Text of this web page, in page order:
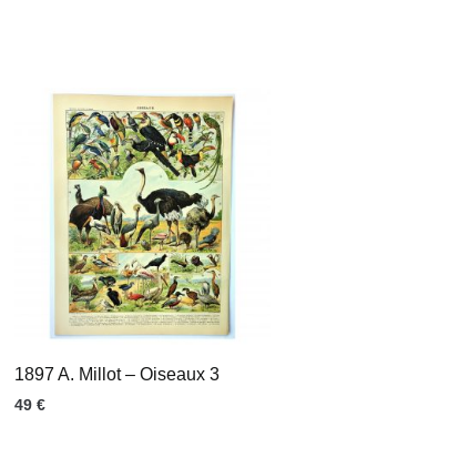
1897 A. Millot – Oiseaux 3
49 €